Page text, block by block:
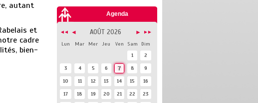
Agenda
◄◄ ◄ ►►
►
AOÛT 2026
Lun Mar Mer Jeu Ven Sam
Dim
1
2
3
4 5 6 7 8
9
10
11 12 13 14 15
16
17
18 19 20 21 22
23
autant
et
cadre
bien-